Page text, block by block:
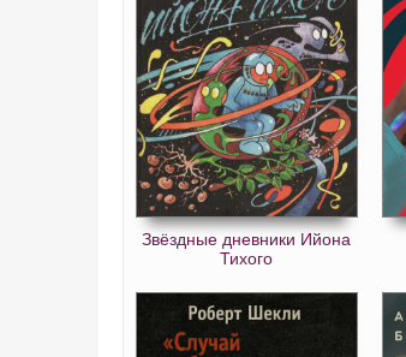
Звёздные дневники Ийона
Тихого